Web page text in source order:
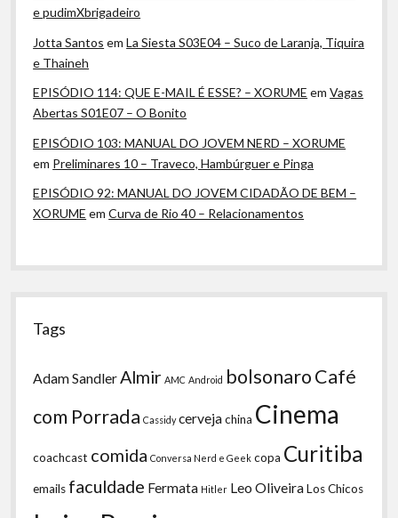
e pudimXbrigadeiro
Jotta Santos emLa Siesta S03E04 – Suco de Laranja, Tiquira
e Thaineh
EPISÓDIO 114: QUE E-MAIL É ESSE? – XORUME emVagas
Abertas S01E07 – O Bonito
EPISÓDIO 103: MANUAL DO JOVEM NERD – XORUME
em Preliminares 10 – Traveco, Hambúrguer e Pinga
EPISÓDIO 92: MANUAL DO JOVEM CIDADÃO DE BEM –
XORUME emCurva de Rio 40 – Relacionamentos
Tags
Adam Sandler Almir AMC Android bolsonaroCafé
com Porrada Cassidy cervejachina Cinema
coachcast comida Conversa Nerd e Geek copa Curitiba
emails faculdade Fermata Hitler Leo OliveiraLos Chicos